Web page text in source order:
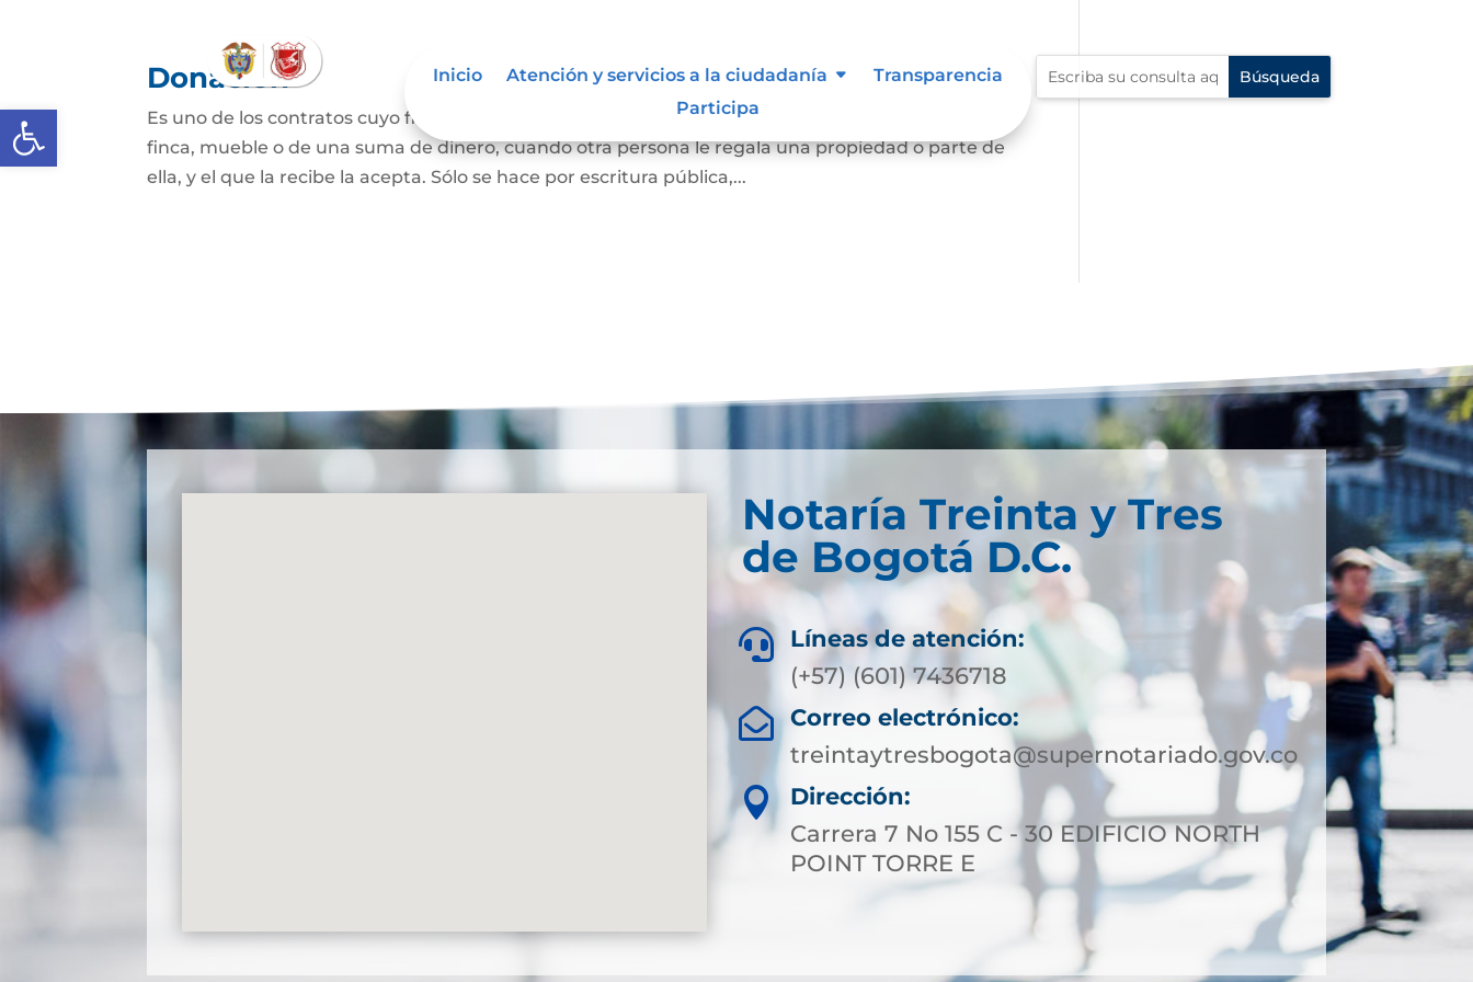
Abrir barra de herramientas
Inicio Atención y servicios a la ciudadanía
Transparencia
Participa
Donación
Es uno de los contratos cuyo fin es que una persona se convierta en dueña de una vivienda, lote,
finca, mueble o de una suma de dinero, cuando otra persona le regala una propiedad o parte de
ella, y el que la recibe la acepta. Sólo se hace por escritura pública,...
Notaría Treinta y Tres
de Bogotá D.C.

Líneas de atención:
(+57) (601) 7436718

Correo electrónico:
treintaytresbogota@supernotariado.gov.co

Dirección:
Carrera 7 No 155 C - 30 EDIFICIO NORTH
POINT TORRE E